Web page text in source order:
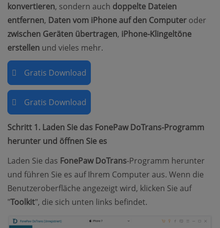
konvertieren, sondern auch doppelte Dateien
entfernen, Daten vom iPhone auf den Computer oder
zwischen Geräten übertragen, iPhone-Klingeltöne
erstellen und vieles mehr.
Gratis Download
Gratis Download
Schritt 1. Laden Sie das FonePaw DoTrans-Programm
herunter und öffnen Sie es
Laden Sie das FonePaw DoTrans-Programm herunter
und führen Sie es auf Ihrem Computer aus. Wenn die
Benutzeroberfläche angezeigt wird, klicken Sie auf
"Toolkit", die sich unten links befindet.